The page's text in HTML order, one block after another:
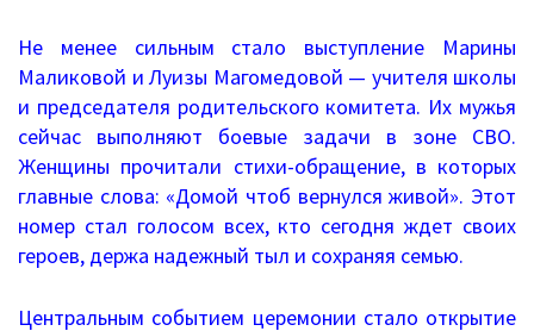
образования
IV. Развитие функциональной
грамотности
V. Ориентация воспитательной работы
ПМПК
Независимая оценка качества
Не менее сильным стало выступление Марины
Маликовой и Луизы Магомедовой — учителя школы
и председателя родительского комитета. Их мужья
сейчас выполняют боевые задачи в зоне СВО.
Женщины прочитали стихи-обращение, в которых
главные слова: «Домой чтоб вернулся живой». Этот
номер стал голосом всех, кто сегодня ждет своих
героев, держа надежный тыл и сохраняя семью.
Центральным событием церемонии стало открытие